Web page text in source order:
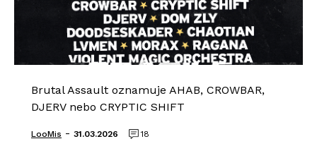
Brutal Assault oznamuje AHAB, CROWBAR,
DJERV nebo CRYPTIC SHIFT
LooMis - 31.03.2026 18